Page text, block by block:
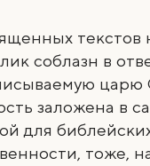
соблазн в
царю
заложена в
для
тоже,